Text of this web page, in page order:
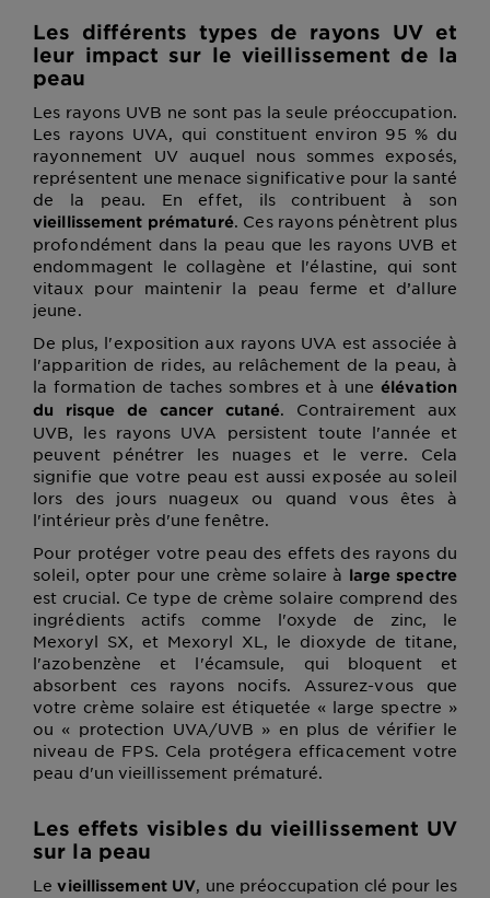
Les différents types de rayons UV et
leur impact sur le vieillissement de la
peau
Les rayons UVB ne sont pas la seule préoccupation.
Les rayons UVA, qui constituent environ 95 % du
rayonnement UV auquel nous sommes exposés,
représentent une menace significative pour la santé
de la peau. En effet, ils contribuent à son
vieillissement prématuré. Ces rayons pénètrent plus
profondément dans la peau que les rayons UVB et
endommagent le collagène et l'élastine, qui sont
vitaux pour maintenir la peau ferme et d’allure
jeune.
De plus, l'exposition aux rayons UVA est associée à
l'apparition de rides, au relâchement de la peau, à
la formation de taches sombres et à uneélévation
du risque de cancer cutané. Contrairement aux
UVB, les rayons UVA persistent toute l'année et
peuvent pénétrer les nuages et le verre. Cela
signifie que votre peau est aussi exposée au soleil
lors des jours nuageux ou quand vous êtes à
l'intérieur près d'une fenêtre.
Pour protéger votre peau des effets des rayons du
soleil, opter pour une crème solaire à large spectre
est crucial. Ce type de crème solaire comprend des
ingrédients actifs comme l'oxyde de zinc, le
Mexoryl SX, et Mexoryl XL, le dioxyde de titane,
l'azobenzène et l'écamsule, qui bloquent et
absorbent ces rayons nocifs. Assurez-vous que
votre crème solaire est étiquetée « large spectre »
ou « protection UVA/UVB » en plus de vérifier le
niveau de FPS. Cela protégera efficacement votre
peau d'un vieillissement prématuré.
Les effets visibles du vieillissement UV
sur la peau
Levieillissement UV, une préoccupation clé pour les